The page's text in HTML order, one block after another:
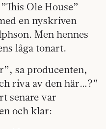
Ole House”
en nyskriven
Men hennes
låga tonart.
sa producenten,
riva av den här…?”
senare var
och klar: